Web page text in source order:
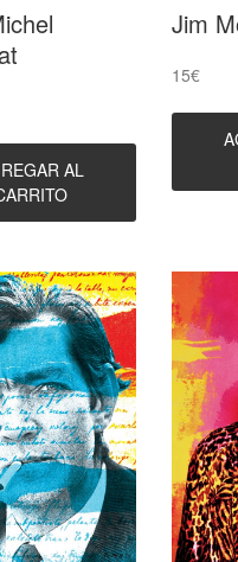
AL
Jim
15€